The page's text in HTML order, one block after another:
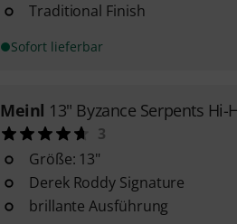
Traditional Finish
Sofort lieferbar
Meinl 13" Byzance Serpents Hi-
3
Größe: 13"
Derek Roddy Signature
brillante Ausführung